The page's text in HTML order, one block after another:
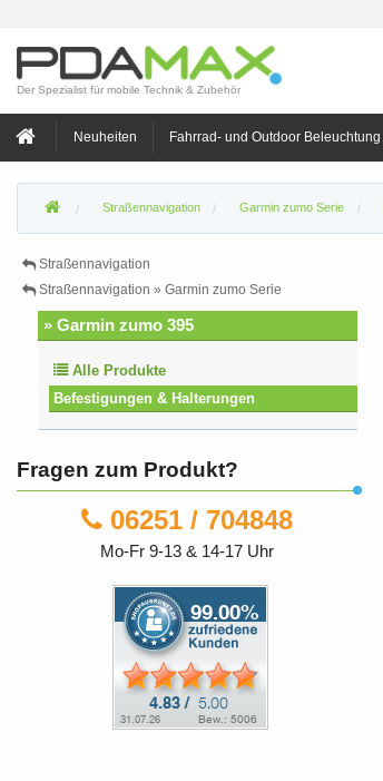
Der Spezialist für mobile Technik & Zubehör
Neuheiten Fahrrad- und Outdoor Beleuchtung
Straßennavigation Garmin zumo Serie
Straßennavigation
Straßennavigation » Garmin zumo Serie
» Garmin zumo 395
Alle Produkte
Befestigungen & Halterungen
Fragen zum Produkt?
06251 / 704848
Mo-Fr 9-13 & 14-17 Uhr